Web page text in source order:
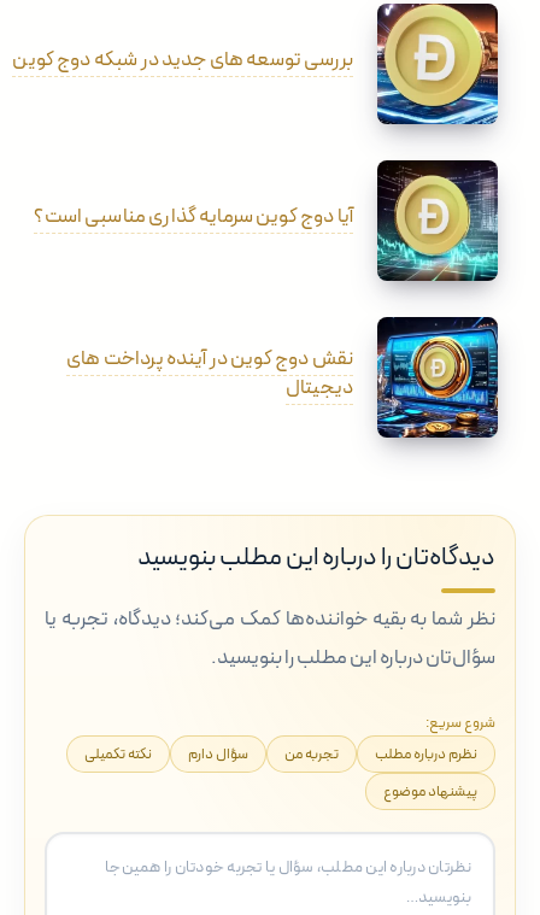
بررسی توسعه های جدید در شبکه دوج کوین
آیا دوج کوین سرمایه گذاری مناسبی است؟
نقش دوج کوین در آینده پرداخت های
دیجیتال
دیدگاه‌تان را درباره این مطلب بنویسید
نظر شما به بقیه خواننده‌ها کمک می‌کند؛ دیدگاه، تجربه یا
سؤال‌تان درباره این مطلب را بنویسید.
شروع سریع:
نظرم درباره مطلب
تجربه من سؤال دارم
نکته تکمیلی
پیشنهاد موضوع